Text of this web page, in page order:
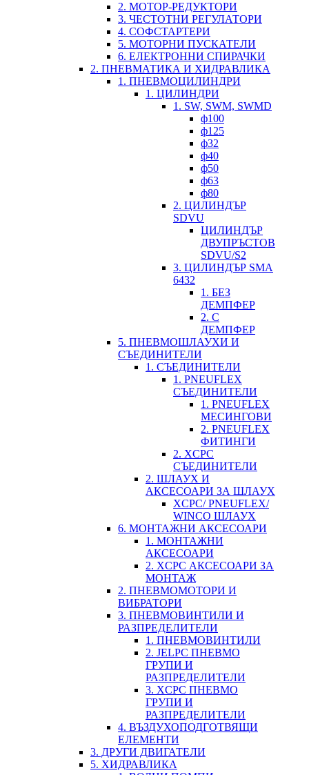
2. МОТОР-РЕДУКТОРИ
3. ЧЕСТОТНИ РЕГУЛАТОРИ
4. СОФСТАРТЕРИ
5. МОТОРНИ ПУСКАТЕЛИ
6. ЕЛЕКТРОННИ СПИРАЧКИ
2. ПНЕВМАТИКА И ХИДРАВЛИКА
1. ПНЕВМОЦИЛИНДРИ
1. ЦИЛИНДРИ
1. SW, SWM, SWMD
ф100
ф125
ф32
ф40
ф50
ф63
ф80
2. ЦИЛИНДЪР
SDVU
ЦИЛИНДЪР
ДВУПРЪСТОВ
SDVU/S2
3. ЦИЛИНДЪР SMA
6432
1. БЕЗ
ДЕМПФЕР
2. С
ДЕМПФЕР
5. ПНЕВМОШЛАУХИ И
СЪЕДИНИТЕЛИ
1. СЪЕДИНИТЕЛИ
1. PNEUFLEX
СЪЕДИНИТЕЛИ
1. PNEUFLEX
МЕСИНГОВИ
2. PNEUFLEX
ФИТИНГИ
2. XCPC
СЪЕДИНИТЕЛИ
2. ШЛАУХ И
АКСЕСОАРИ ЗА ШЛАУХ
XCPC/ PNEUFLEX/
WINCO ШЛАУХ
6. МОНТАЖНИ АКСЕСОАРИ
1. МОНТАЖНИ
АКСЕСОАРИ
2. XCPC АКСЕСОАРИ ЗА
МОНТАЖ
2. ПНЕВМОМОТОРИ И
ВИБРАТОРИ
3. ПНЕВМОВИНТИЛИ И
РАЗПРЕДЕЛИТЕЛИ
1. ПНЕВМОВИНТИЛИ
2. JELPC ПНЕВМО
ГРУПИ И
РАЗПРЕДЕЛИТЕЛИ
3. XCPC ПНЕВМО
ГРУПИ И
РАЗПРЕДЕЛИТЕЛИ
4. ВЪЗДУХОПОДГОТВЯЩИ
ЕЛЕМЕНТИ
3. ДРУГИ ДВИГАТЕЛИ
5. ХИДРАВЛИКА